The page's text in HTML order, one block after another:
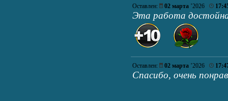
Оставлен: 02 марта ’2026
Эта работа
Оставлен: 02 марта ’2026
Спасибо, очень